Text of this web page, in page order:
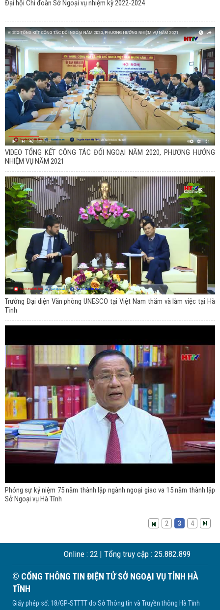
Đại hội Chi đoàn Sở Ngoại vụ nhiệm kỳ 2022-2024
VIDEO TỔNG KẾT CÔNG TÁC ĐỐI NGOẠI NĂM 2020, PHƯƠNG HƯỚNG
NHIỆM VỤ NĂM 2021
Trưởng Đại diện Văn phòng UNESCO tại Việt Nam thăm và làm việc tại Hà
Tĩnh
Phóng sự kỷ niệm 75 năm thành lập ngành ngoại giao va 15 năm thành lập
Sở Ngoại vụ Hà Tĩnh
2 3 4
Online : 22 | Tổng truy cập : 25.882.899
© CỔNG THÔNG TIN ĐIỆN TỬ SỞ NGOẠI VỤ TỈNH HÀ
TĨNH
Giấy phép số: 18/GP-STTTT do Sở Thông tin và Truyền thông Hà Tĩnh